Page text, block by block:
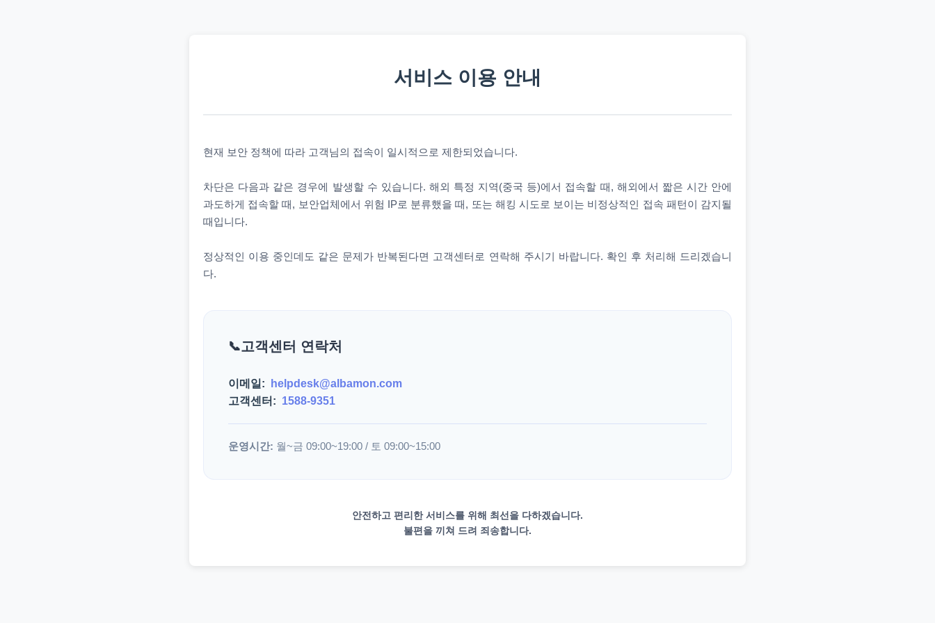
서비스 이용 안내
현재 보안 정책에 따라 고객님의 접속이 일시적으로 제한되었습니다.
차단은 다음과 같은 경우에 발생할 수 있습니다. 해외 특정 지역(중국 등)에서 접속할 때, 해외에서 짧은 시간 안에
과도하게 접속할 때, 보안업체에서 위험 IP로 분류했을 때, 또는 해킹 시도로 보이는 비정상적인 접속 패턴이 감지될
때입니다.
정상적인 이용 중인데도 같은 문제가 반복된다면 고객센터로 연락해 주시기 바랍니다. 확인 후 처리해 드리겠습니
다.
고객센터 연락처
이메일:
helpdesk@albamon.com
고객센터: 1588-9351
운영시간: 월~금 09:00~19:00 / 토 09:00~15:00
안전하고 편리한 서비스를 위해 최선을 다하겠습니다.
불편을 끼쳐 드려 죄송합니다.